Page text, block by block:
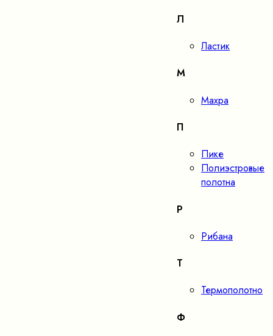
Л
Ластик
М
Махра
П
Пике
Полиэстровые
полотна
Р
Рибана
Т
Термополотно
Ф